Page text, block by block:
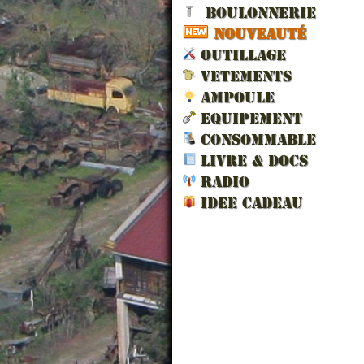
BOULONNERIE
NOUVEAUTÉ
OUTILLAGE
VETEMENTS
AMPOULE
EQUIPEMENT
CONSOMMABLE
LIVRE & DOCS
RADIO
IDEE CADEAU